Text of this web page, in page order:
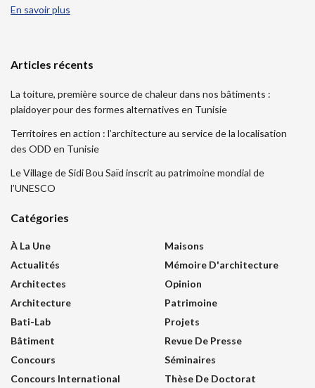
En savoir plus
Articles récents
La toiture, première source de chaleur dans nos bâtiments :
plaidoyer pour des formes alternatives en Tunisie
Territoires en action : l’architecture au service de la localisation
des ODD en Tunisie
Le Village de Sidi Bou Saïd inscrit au patrimoine mondial de
l’UNESCO
Catégories
À La Une
Actualités
Architectes
Architecture
Bati-Lab
Bâtiment
Concours
Concours International
Maisons
Mémoire D'architecture
Opinion
Patrimoine
Projets
Revue De Presse
Séminaires
Thèse De Doctorat